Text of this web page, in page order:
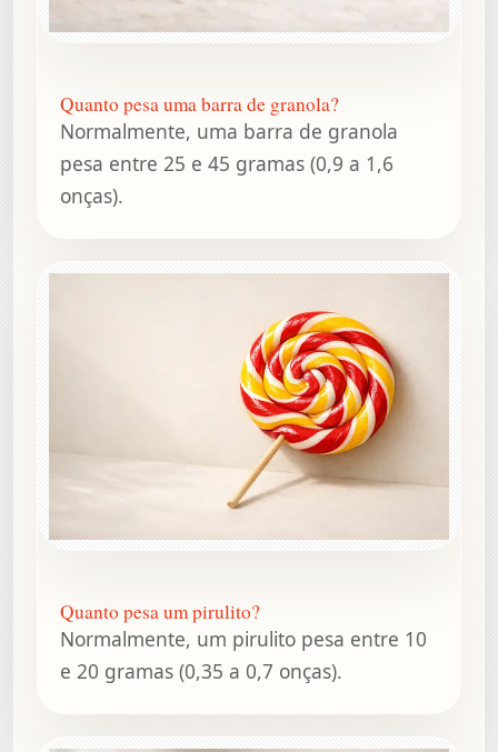
Quanto pesa uma barra de granola?
Normalmente, uma barra de granola
pesa entre 25 e 45 gramas (0,9 a 1,6
onças).
Quanto pesa um pirulito?
Normalmente, um pirulito pesa entre 10
e 20 gramas (0,35 a 0,7 onças).